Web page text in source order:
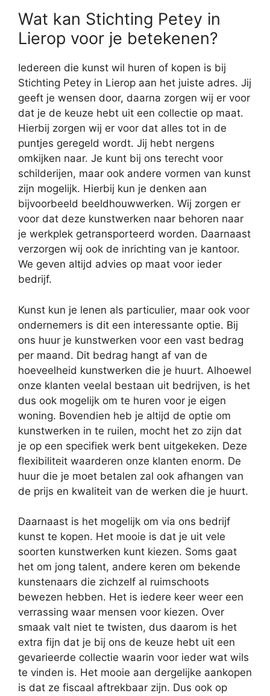
Wat kan Stichting Petey in
Lierop voor je betekenen?
Iedereen die kunst wil huren of kopen is bij
Stichting Petey in Lierop aan het juiste adres. Jij
geeft je wensen door, daarna zorgen wij er voor
dat je de keuze hebt uit een collectie op maat.
Hierbij zorgen wij er voor dat alles tot in de
puntjes geregeld wordt. Jij hebt nergens
omkijken naar. Je kunt bij ons terecht voor
schilderijen, maar ook andere vormen van kunst
zijn mogelijk. Hierbij kun je denken aan
bijvoorbeeld beeldhouwwerken. Wij zorgen er
voor dat deze kunstwerken naar behoren naar
je werkplek getransporteerd worden. Daarnaast
verzorgen wij ook de inrichting van je kantoor.
We geven altijd advies op maat voor ieder
bedrijf.
Kunst kun je lenen als particulier, maar ook voor
ondernemers is dit een interessante optie. Bij
ons huur je kunstwerken voor een vast bedrag
per maand. Dit bedrag hangt af van de
hoeveelheid kunstwerken die je huurt. Alhoewel
onze klanten veelal bestaan uit bedrijven, is het
dus ook mogelijk om te huren voor je eigen
woning. Bovendien heb je altijd de optie om
kunstwerken in te ruilen, mocht het zo zijn dat
je op een specifiek werk bent uitgekeken. Deze
flexibiliteit waarderen onze klanten enorm. De
huur die je moet betalen zal ook afhangen van
de prijs en kwaliteit van de werken die je huurt.
Daarnaast is het mogelijk om via ons bedrijf
kunst te kopen. Het mooie is dat je uit vele
soorten kunstwerken kunt kiezen. Soms gaat
het om jong talent, andere keren om bekende
kunstenaars die zichzelf al ruimschoots
bewezen hebben. Het is iedere keer weer een
verrassing waar mensen voor kiezen. Over
smaak valt niet te twisten, dus daarom is het
extra fijn dat je bij ons de keuze hebt uit een
gevarieerde collectie waarin voor ieder wat wils
te vinden is. Het mooie aan dergelijke aankopen
is dat ze fiscaal aftrekbaar zijn. Dus ook op